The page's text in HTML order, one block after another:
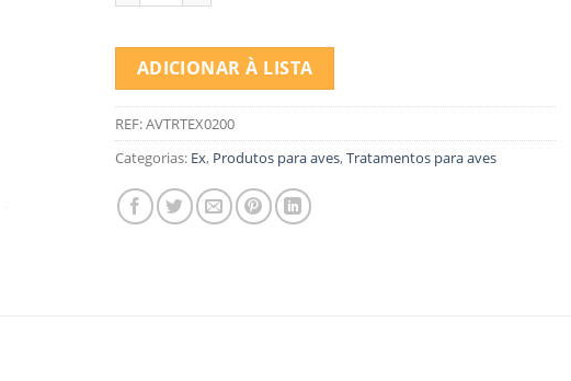
ADICIONAR À LISTA
REF:AVTRTEX0200
Categorias: Ex, Produtos para aves,Tratamentos para aves